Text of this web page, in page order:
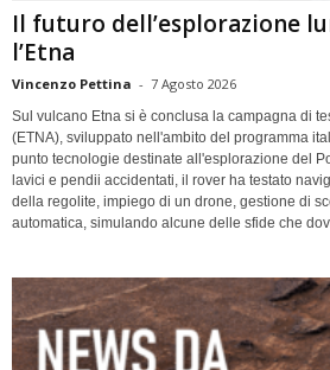
Il futuro dell’esplorazione
l’Etna
Vincenzo Pettina - 7 Agosto 2026
Sul vulcano Etna si è conclusa la campagna di
(ETNA), sviluppato nell'ambito del programma
punto tecnologie destinate all'esplorazione del
lavici e pendii accidentati, il rover ha testato
della regolite, impiego di un drone, gestione di
automatica, simulando alcune delle sfide che